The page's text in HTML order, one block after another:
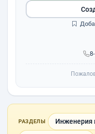
РАЗДЕЛЫ Инженерия